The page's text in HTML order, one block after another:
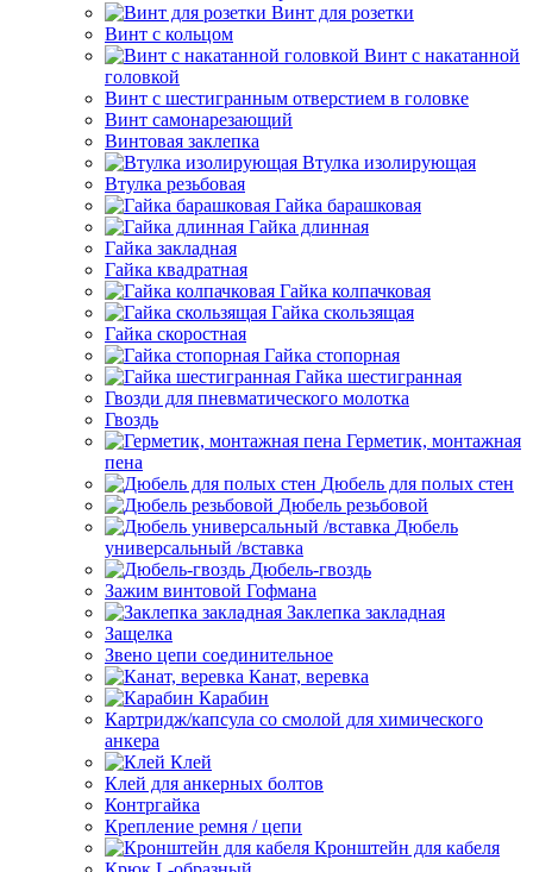
Винт для розетки
Винт с кольцом
Винт с накатанной
головкой
Винт с шестигранным отверстием в головке
Винт самонарезающий
Винтовая заклепка
Втулка изолирующая
Втулка резьбовая
Гайка барашковая
Гайка длинная
Гайка закладная
Гайка квадратная
Гайка колпачковая
Гайка скользящая
Гайка скоростная
Гайка стопорная
Гайка шестигранная
Гвозди для пневматического молотка
Гвоздь
Герметик, монтажная
пена
Дюбель для полых стен
Дюбель резьбовой
Дюбель
универсальный /вставка
Дюбель-гвоздь
Зажим винтовой Гофмана
Заклепка закладная
Защелка
Звено цепи соединительное
Канат, веревка
Карабин
Картридж/капсула со смолой для химического
анкера
Клей
Клей для анкерных болтов
Контргайка
Крепление ремня / цепи
Кронштейн для кабеля